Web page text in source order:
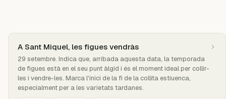
A Sant Miquel, les figues vendràs
29 setembre. Indica que, arribada aquesta data, la temporada
de figues està en el seu punt àlgid i és el moment ideal per collir-
les i vendre-les. Marca l'inici de la fi de la collita estiuenca,
especialment per a les varietats tardanes.